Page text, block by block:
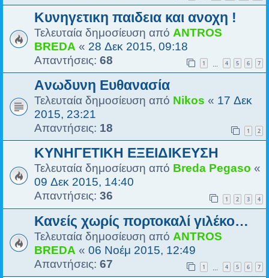
Κυνηγετικη παιδεια και ανοχη !
Τελευταία δημοσίευση από ANTROS
BREDA « 28 Δεκ 2015, 09:18
Απαντήσεις: 68 1 … 4 5 6 7
Aνωδυνη Eυθανασία
Τελευταία δημοσίευση από Nikos « 17 Δεκ
2015, 23:21
Απαντήσεις: 18 1 2
ΚΥΝΗΓΕΤΙΚΗ ΕΞΕΙΔΙΚΕΥΣΗ
Τελευταία δημοσίευση από Breda Pegaso «
09 Δεκ 2015, 14:40
Απαντήσεις: 36 1 2 3 4
Κανείς χωρίς πορτοκαλί γιλέκο…
Τελευταία δημοσίευση από ANTROS
BREDA « 06 Νοέμ 2015, 12:49
Απαντήσεις: 67 1 … 4 5 6 7